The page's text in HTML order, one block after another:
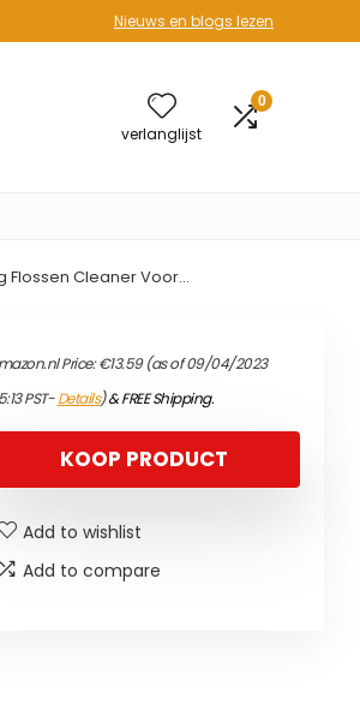
Nieuws en blogs lezen
verlanglijst
0
Flossen Cleaner Voor…
Price:€13.59(as of 09/04/2023
PST-Details)&FREE Shipping.
KOOP PRODUCT
Add to wishlist
Add to compare